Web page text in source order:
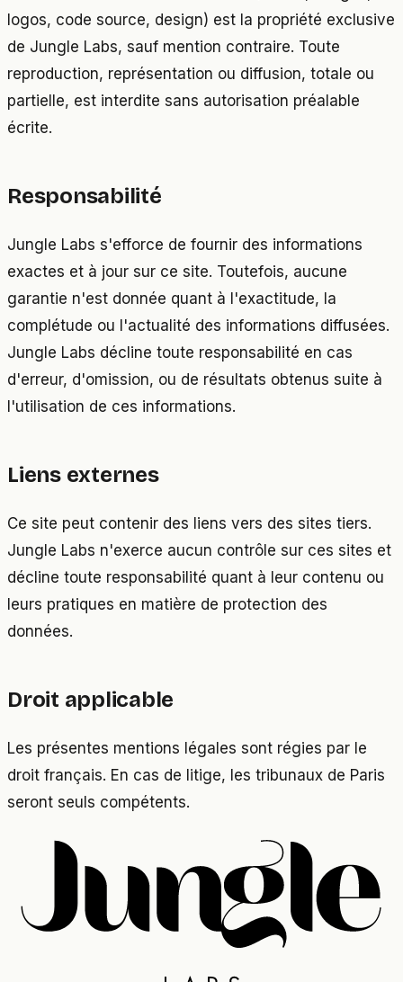
logos, code source, design) est la propriété exclusive
de Jungle Labs, sauf mention contraire. Toute
reproduction, représentation ou diffusion, totale ou
partielle, est interdite sans autorisation préalable
écrite.
Responsabilité
Jungle Labs s'efforce de fournir des informations
exactes et à jour sur ce site. Toutefois, aucune
garantie n'est donnée quant à l'exactitude, la
complétude ou l'actualité des informations diffusées.
Jungle Labs décline toute responsabilité en cas
d'erreur, d'omission, ou de résultats obtenus suite à
l'utilisation de ces informations.
Liens externes
Ce site peut contenir des liens vers des sites tiers.
Jungle Labs n'exerce aucun contrôle sur ces sites et
décline toute responsabilité quant à leur contenu ou
leurs pratiques en matière de protection des
données.
Droit applicable
Les présentes mentions légales sont régies par le
droit français. En cas de litige, les tribunaux de Paris
seront seuls compétents.